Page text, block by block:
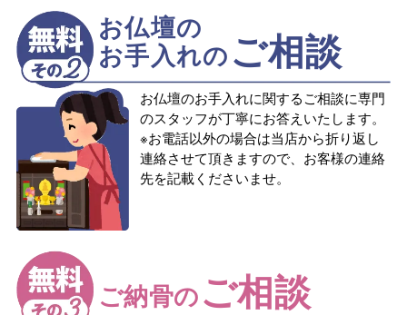
お仏壇の
お手入れの ご相談
お仏壇のお手入れに関するご相談に専門
のスタッフが丁寧にお答えいたします。
※お電話以外の場合は当店から折り返し
連絡させて頂きますので、お客様の連絡
先を記載くださいませ。
ご納骨の ご相談